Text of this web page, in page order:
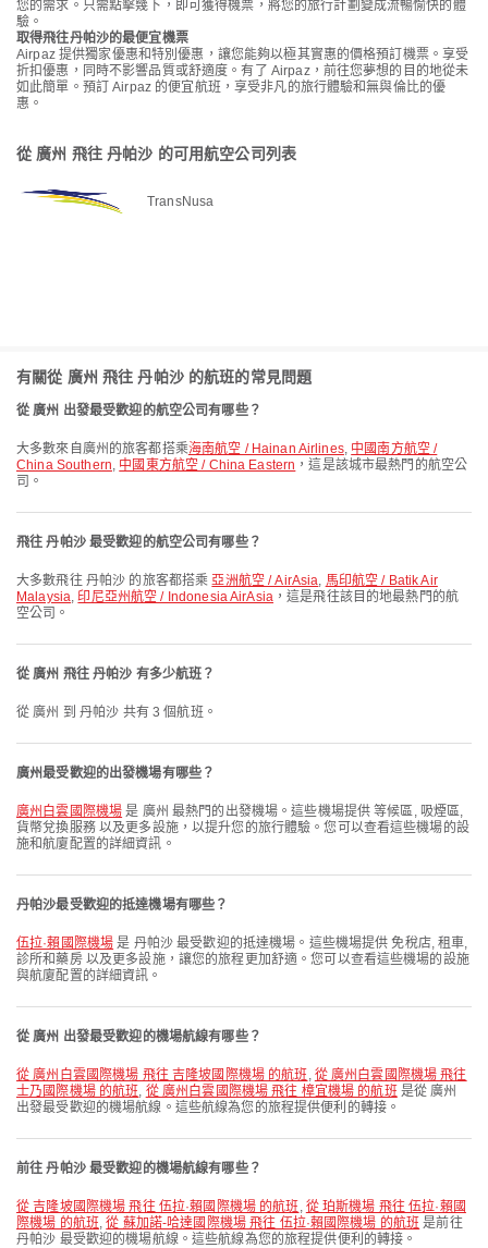
您的需求。只需點擊幾下，即可獲得機票，將您的旅行計劃變成流暢愉快的體
驗。
取得飛往丹帕沙的最便宜機票
Airpaz 提供獨家優惠和特別優惠，讓您能夠以極其實惠的價格預訂機票。享受
折扣優惠，同時不影響品質或舒適度。有了 Airpaz，前往您夢想的目的地從未
如此簡單。預訂 Airpaz 的便宜航班，享受非凡的旅行體驗和無與倫比的優
惠。
從 廣州 飛往 丹帕沙 的可用航空公司列表
TransNusa
有關從 廣州 飛往 丹帕沙 的航班的常見問題
從 廣州 出發最受歡迎的航空公司有哪些？
大多數來自廣州的旅客都搭乘海南航空 / Hainan Airlines, 中國南方航空 /
China Southern, 中國東方航空 / China Eastern ，這是該城市最熱門的航空公
司。
飛往 丹帕沙 最受歡迎的航空公司有哪些？
大多數飛往 丹帕沙 的旅客都搭乘亞洲航空 / AirAsia, 馬印航空 / Batik Air
Malaysia,印尼亞州航空 / Indonesia AirAsia ，這是飛往該目的地最熱門的航
空公司。
從 廣州 飛往 丹帕沙 有多少航班？
從 廣州 到 丹帕沙 共有 3 個航班。
廣州最受歡迎的出發機場有哪些？
廣州白雲國際機場 是 廣州 最熱門的出發機場。這些機場提供 等候區, 吸煙區,
貨幣兌換服務 以及更多設施，以提升您的旅行體驗。您可以查看這些機場的設
施和航廈配置的詳細資訊。
丹帕沙最受歡迎的抵達機場有哪些？
伍拉·賴國際機場 是 丹帕沙 最受歡迎的抵達機場。這些機場提供 免稅店, 租車,
診所和藥房 以及更多設施，讓您的旅程更加舒適。您可以查看這些機場的設施
與航廈配置的詳細資訊。
從 廣州 出發最受歡迎的機場航線有哪些？
從 廣州白雲國際機場 飛往 吉隆坡國際機場 的航班 , 從 廣州白雲國際機場 飛往
士乃國際機場 的航班, 從 廣州白雲國際機場 飛往 樟宜機場 的航班 是從 廣州
出發最受歡迎的機場航線。這些航線為您的旅程提供便利的轉接。
前往 丹帕沙 最受歡迎的機場航線有哪些？
從 吉隆坡國際機場 飛往 伍拉·賴國際機場 的航班 , 從 珀斯機場 飛往 伍拉·賴國
際機場 的航班,從 蘇加諾-哈達國際機場 飛往 伍拉·賴國際機場 的航班 是前往
丹帕沙 最受歡迎的機場航線。這些航線為您的旅程提供便利的轉接。